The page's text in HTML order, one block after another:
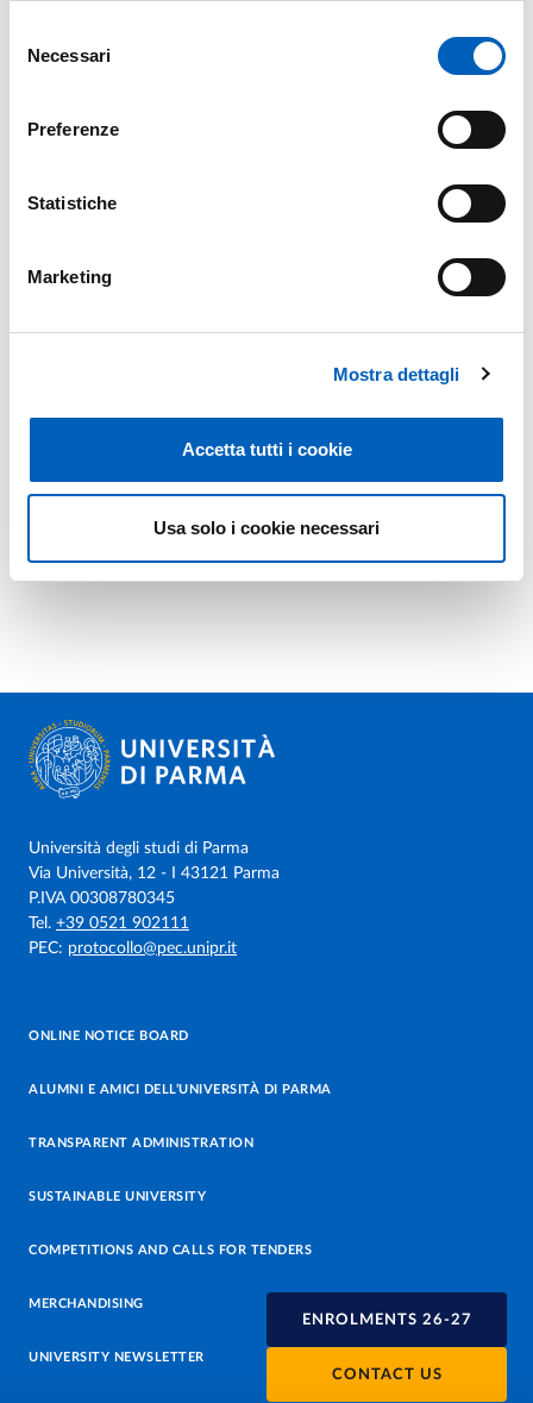
delNecessari
Preferenze
Statistiche
Marketing
Mostra dettagli
Accetta tutti i cookie
Usa solo i cookie necessari
ENROLMENTS 26-27
CONTACT US
Università degli studi di Parma
Via Università, 12 - I 43121 Parma
P.IVA 00308780345
Tel. +39 0521 902111
PEC: protocollo@pec.unipr.it
ONLINE NOTICE BOARD
ALUMNI E AMICI DELL’UNIVERSITÀ DI PARMA
TRANSPARENT ADMINISTRATION
SUSTAINABLE UNIVERSITY
COMPETITIONS AND CALLS FOR TENDERS
MERCHANDISING
UNIVERSITY NEWSLETTER